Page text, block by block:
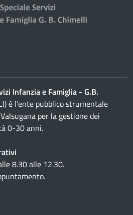
Infanzia e Famiglia - G.B.
è l’ente pubblico strumentale
per la gestione dei
0-30 anni.
8.30 alle 12.30.